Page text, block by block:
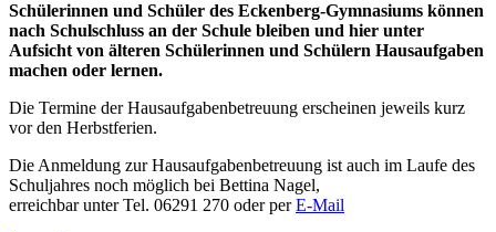
Schülerinnen und Schüler des Eckenberg-Gymnasiums können
nach Schulschluss an der Schule bleiben und hier unter
Aufsicht von älteren Schülerinnen und Schülern Hausaufgaben
machen oder lernen.
Die Termine der Hausaufgabenbetreuung erscheinen jeweils kurz
vor den Herbstferien.
Die Anmeldung zur Hausaufgabenbetreuung ist auch im Laufe des
Schuljahres noch möglich bei Bettina Nagel,
erreichbar unter Tel. 06291 270 oder perE-Mail